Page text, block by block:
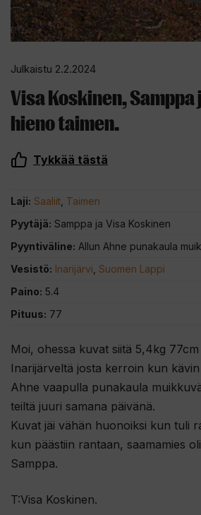
Julkaistu 2.2.2024
Visa Koskinen,
hieno taimen.
Tykkää tästä
Laji: Saaliit Taimen
Pyytäjä: Samppa ja Visa Koskinen
Pyyntiväline: Allun Ahne punakaula
Vesistö: Inarijärvi Suomen Lappi
Paino: 5.4
Pituus: 77
Moi, ohessa kuvat siitä 5,4kg 77cm
Inarijärveltä josta kerroin kun
Ahne vaapulla punakaula
teiltä juuri samana päivänä.
Kuvat jäi vähän huonoiksi kun tuli
kun päästiin rantaan, saamamies
Samppa.
T:Visa Koskinen.